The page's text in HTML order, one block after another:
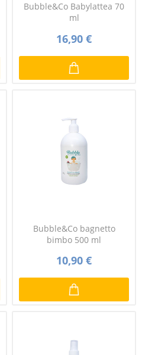
Bubble&Co Babylattea 70
ml
16,90 €
Bubble&Co bagnetto
bimbo 500 ml
10,90 €